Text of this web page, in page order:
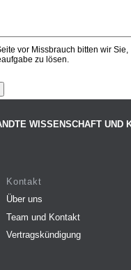
vor Missbrauch bitten wir Sie,
zu lösen.
WISSENSCHAFT UND
Kontakt
Über uns
Team und Kontakt
Vertragskündigung